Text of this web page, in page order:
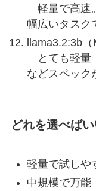
軽量で高速
幅広いタスク
llama3.2:3b（
とても軽量
などスペック
どれを選べばい
軽量で試し
中規模で万能